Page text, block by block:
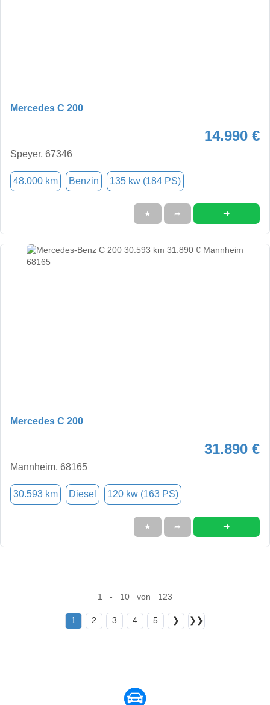
Mercedes C 200
14.990 €
Speyer, 67346
48.000 km Benzin 135 kw (184 PS)
★ ➦ ➜
Mercedes C 200
31.890 €
Mannheim, 68165
30.593 km Diesel 120 kw (163 PS)
★ ➦ ➜
1 - 10 von 123
1 2 3 4 5 ❯ ❯❯